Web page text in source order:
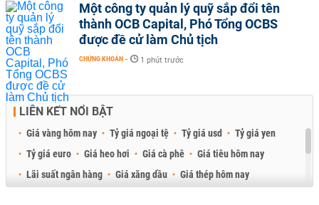
Một công ty quản lý quỹ sắp đổi tên
thành OCB Capital, Phó Tổng OCBS
được đề cử làm Chủ tịch
CHỨNG KHOÁN - 1 phút trước
LIÊN KẾT NỔI BẬT
Giá vàng hôm nay Tỷ giá ngoại tệ Tỷ giá usd
Tỷ giá yen
Tỷ giá euro
Giá heo hơi Giá cà phê
Giá tiêu hôm nay
Lãi suất ngân hàng
Giá xăng dầu
Giá thép hôm nay